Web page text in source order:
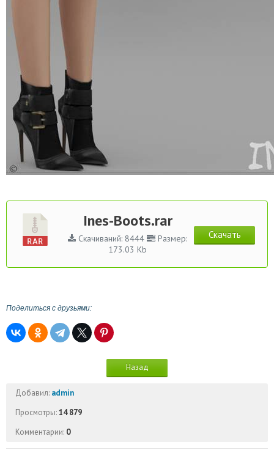
Ines-Boots.rar
Скачиваний: 8444
Размер:
173.03 Kb
Скачать
Поделиться с друзьями:
Назад
Добавил: admin
Просмотры:14 879
Комментарии: 0